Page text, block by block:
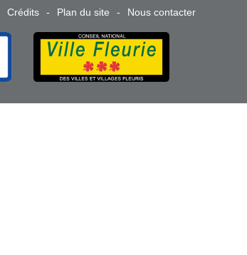
Crédits Plan du site Nous contacter